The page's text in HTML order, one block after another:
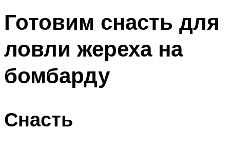
Готовим снасть для
ловли жереха на
бомбарду
Снасть